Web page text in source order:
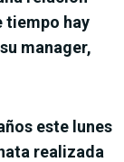
tiempo hay
manager,
este lunes
realizada